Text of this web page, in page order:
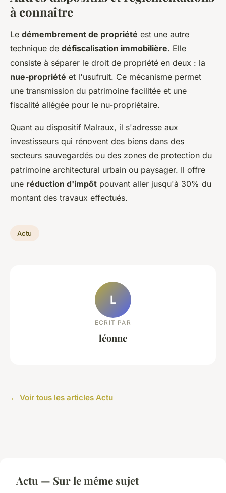
à connaître
Le démembrement de propriété est une autre
technique de défiscalisation immobilière. Elle
consiste à séparer le droit de propriété en deux : la
nue-propriété et l'usufruit. Ce mécanisme permet
une transmission du patrimoine facilitée et une
fiscalité allégée pour le nu-propriétaire.
Quant au dispositif Malraux, il s'adresse aux
investisseurs qui rénovent des biens dans des
secteurs sauvegardés ou des zones de protection du
patrimoine architectural urbain ou paysager. Il offre
une réduction d'impôt pouvant aller jusqu'à 30% du
montant des travaux effectués.
Actu
L
ECRIT PAR
léonne
← Voir tous les articles Actu
Actu — Sur le même sujet